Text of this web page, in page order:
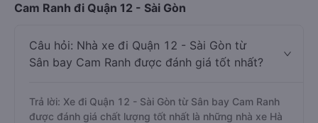
Cam Ranh đi Quận 12 - Sài Gòn
Câu hỏi: Nhà xe đi Quận 12 - Sài Gòn từ
Sân bay Cam Ranh được đánh giá tốt nhất?
Trả lời: Xe đi Quận 12 - Sài Gòn từ Sân bay Cam Ranh
được đánh giá chất lượng tốt nhất là những nhà xe Hà